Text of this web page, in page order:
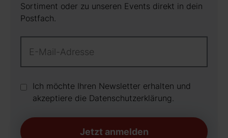
Sortiment oder zu unseren Events direkt in dein
Postfach.
Ich möchte Ihren Newsletter erhalten und
akzeptiere die Datenschutz­erklärung.
Jetzt anmelden